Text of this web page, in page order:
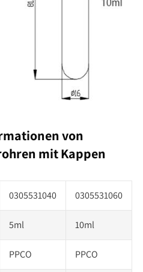
von
mit Kappen
0305531040 0305531060
5ml 10ml
PPCO PPCO